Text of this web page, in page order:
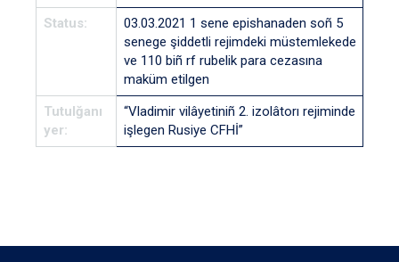
Status:
03.03.2021 1 sene epishanaden soñ 5
senege şiddetli rejimdeki müstemlekede
ve 110 biñ rf rubelik para cezasına
maküm etilgen
Tutulğanı
yer:
“Vladimir vilâyetiniñ 2. izolâtorı rejiminde
işlegen Rusiye CFHİ”